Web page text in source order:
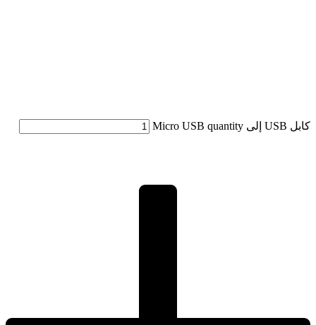
كابل USB إلى Micro USB quantity